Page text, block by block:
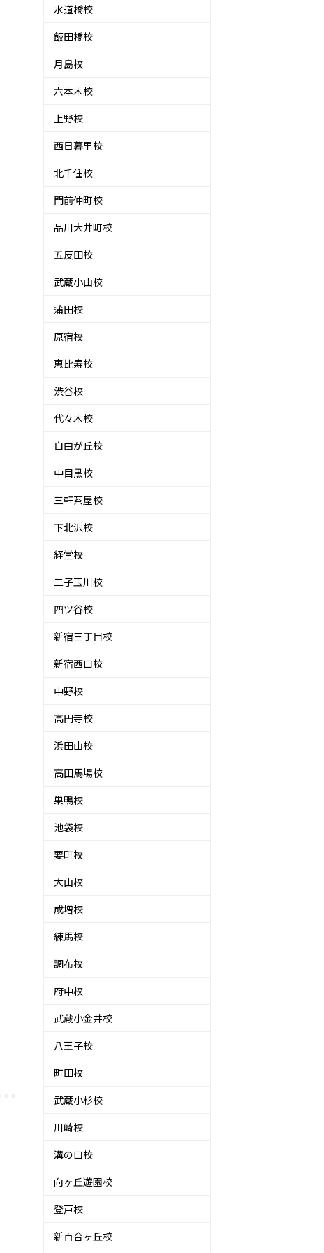
水道橋校
飯田橋校
月島校
六本木校
上野校
西日暮里校
北千住校
門前仲町校
品川大井町校
五反田校
武蔵小山校
蒲田校
原宿校
恵比寿校
渋谷校
代々木校
自由が丘校
中目黒校
三軒茶屋校
下北沢校
経堂校
二子玉川校
四ツ谷校
新宿三丁目校
新宿西口校
中野校
高円寺校
浜田山校
高田馬場校
巣鴨校
池袋校
要町校
大山校
成増校
練馬校
調布校
府中校
武蔵小金井校
八王子校
町田校
武蔵小杉校
川崎校
溝の口校
向ヶ丘遊園校
登戸校
新百合ヶ丘校